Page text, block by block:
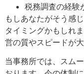
税務調査の経験
もしあなたがそう感
タイミングかもしれ
営の質やスピードが
当事務所では、スム